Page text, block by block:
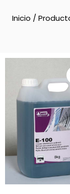
Inicio /